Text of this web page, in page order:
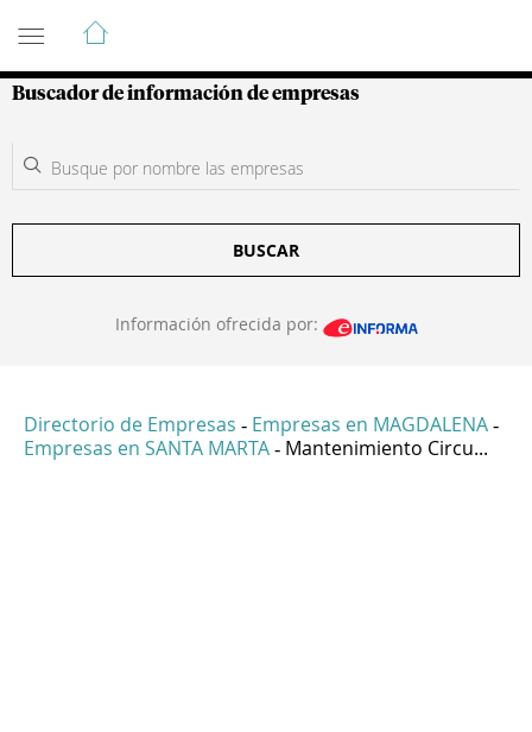
Guía de Empresas Colombianas
Buscador de información de empresas
BUSCAR
Información ofrecida por:
Directorio de Empresas - Empresas en MAGDALENA -
Empresas en SANTA MARTA - Mantenimiento Circu...